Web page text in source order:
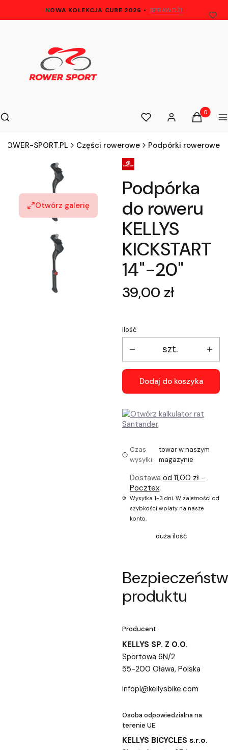
NOWA KOLEKCJA CUBE 2026 • SPRAWDŹ!
Otwórz wyszukiwarkę
Szukaj UlubioneZaloguj sięProdukty
Koszyk
ROWER-SPORT.PL Części rowerowe Podpórki rowerowe
Otwórz galerię
Podpórka
do roweru
KELLYS
KICKSTART
14"-20"
Cena
39,00 zł
Ilość
szt.
Dodaj do koszyka
Czas
wysyłki:
towar w naszym
magazynie
Dostawaod 11,00 zł -
Pocztex
Wysyłka 1-3 dni. W zależności od
szybkości wpłaty na nasze
konto.
duża ilość
produktu
Producent
KELLYS SP. Z O.O.
Sportowa 6N/2
55-200 Oława, Polska
infopl@kellysbike.com
Osoba odpowiedzialna na
terenie UE
KELLYS BICYCLES s.r.o.